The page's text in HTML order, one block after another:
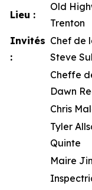
Lieu :
Old
Trenton
Invités
:
Chef de
Steve
Cheffe
Dawn
Chris
Tyler
Quinte
Maire